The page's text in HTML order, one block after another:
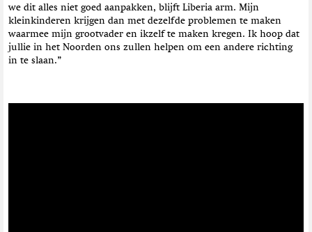
we dit alles niet goed aanpakken, blijft Liberia arm. Mijn
kleinkinderen krijgen dan met dezelfde problemen te maken
waarmee mijn grootvader en ikzelfte maken kregen. Ik hoop dat
jullie in het Noorden ons zullen helpen om een andere richting
in te slaan.”